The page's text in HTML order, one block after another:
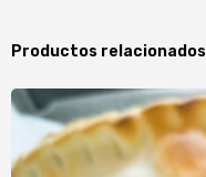
Productos relacionados